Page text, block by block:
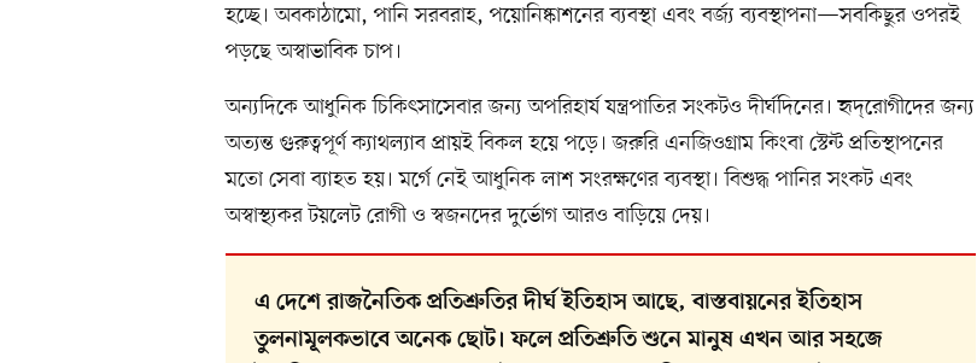
হচ্ছে। অবকাঠামো, পানি সরবরাহ, পয়োনিষ্কাশনের ব্যবস্থা এবং বর্জ্য ব্যবস্থাপনা—সবকিছুর ওপরই
পড়ছে অস্বাভাবিক চাপ।
অন্যদিকে আধুনিক চিকিৎসাসেবার জন্য অপরিহার্য যন্ত্রপাতির সংকটও দীর্ঘদিনের। হৃদ্‌রোগীদের জন্য
অত্যন্ত গুরুত্বপূর্ণ ক্যাথল্যাব প্রায়ই বিকল হয়ে পড়ে। জরুরি এনজিওগ্রাম কিংবা স্টেন্ট প্রতিস্থাপনের
মতো সেবা ব্যাহত হয়। মর্গে নেই আধুনিক লাশ সংরক্ষণের ব্যবস্থা। বিশুদ্ধ পানির সংকট এবং
অস্বাস্থ্যকর টয়লেট রোগী ও স্বজনদের দুর্ভোগ আরও বাড়িয়ে দেয়।
এ দেশে রাজনৈতিক প্রতিশ্রুতির দীর্ঘ ইতিহাস আছে, বাস্তবায়নের ইতিহাস
তুলনামূলকভাবে অনেক ছোট। ফলে প্রতিশ্রুতি শুনে মানুষ এখন আর সহজে